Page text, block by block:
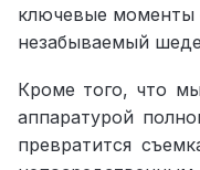
ключевые моменты
незабываемый
Кроме того, что
аппаратурой
превратится